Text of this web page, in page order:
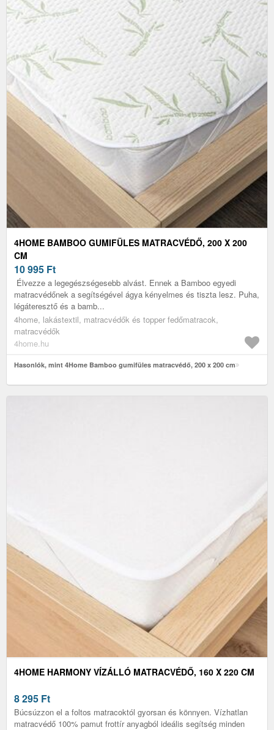
4HOME BAMBOO GUMIFÜLES MATRACVÉDŐ, 200 X 200
CM
10 995 Ft
Élvezze a legegészségesebb alvást. Ennek a Bamboo egyedi
matracvédőnek a segítségével ágya kényelmes és tiszta lesz. Puha,
légáteresztő és a bamb...
4home, lakástextil, matracvédők és topper fedőmatracok,
matracvédők
4home.hu
Hasonlók, mint 4Home Bamboo gumifüles matracvédő, 200 x 200 cm
4HOME HARMONY VÍZÁLLÓ MATRACVÉDŐ, 160 X 220 CM
8 295 Ft
Búcsúzzon el a foltos matracoktól gyorsan és könnyen. Vízhatlan
matracvédő 100% pamut frottír anyagból ideális segítség minden